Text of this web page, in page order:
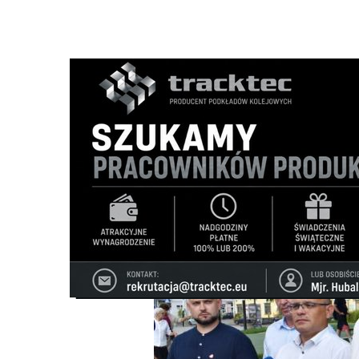
Ścieżka
nawigacyjna
Strona główna Wiadomości /Z życia miasta
Z ŻYCIA MIASTA 05/08/2024/ 7 Komentarzy
Zachęcają do udziału w programie